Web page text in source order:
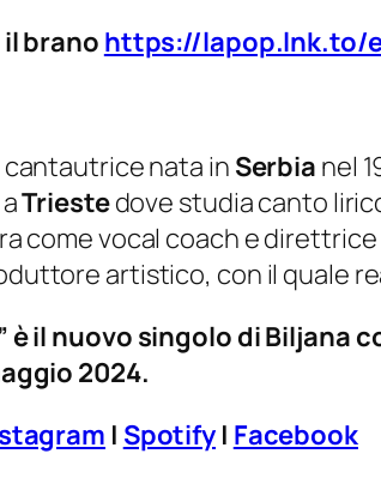
brano https://lapop.lnk.to/
cantautrice nata in Serbia nel
aTriestedove studia canto
come vocal coach e
artistico, con il quale
è il nuovo singolo di
2024.
| Spotify | Facebook